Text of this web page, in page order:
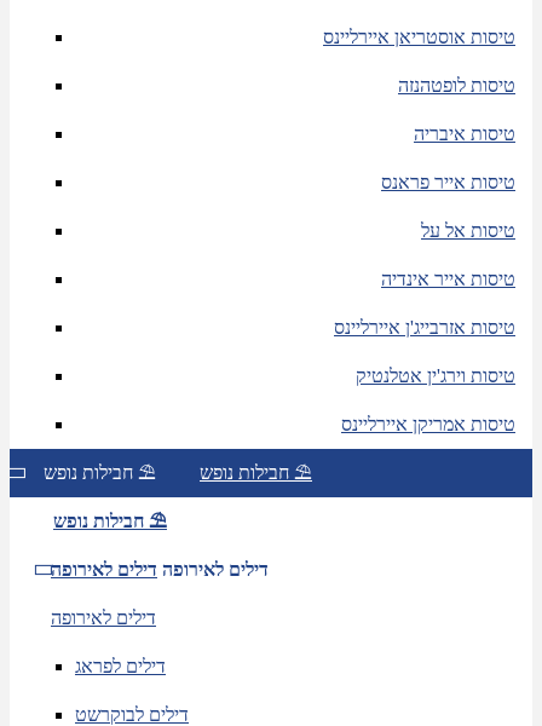
טיסות אוסטריאן איירליינס
טיסות לופטהנזה
טיסות איבריה
טיסות אייר פראנס
טיסות אל על
טיסות אייר אינדיה
טיסות אזרבייג'ן איירליינס
טיסות וירג'ין אטלנטיק
טיסות אמריקן איירליינס
חבילות נופש ⛱ חבילות נופש ⛱
חבילות נופש ⛱
דילים לאירופה דילים לאירופה
דילים לאירופה
דילים לפראג
דילים לבוקרשט